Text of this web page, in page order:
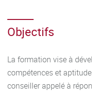
Objectifs
La formation vise à
compétences et
conseiller appelé à